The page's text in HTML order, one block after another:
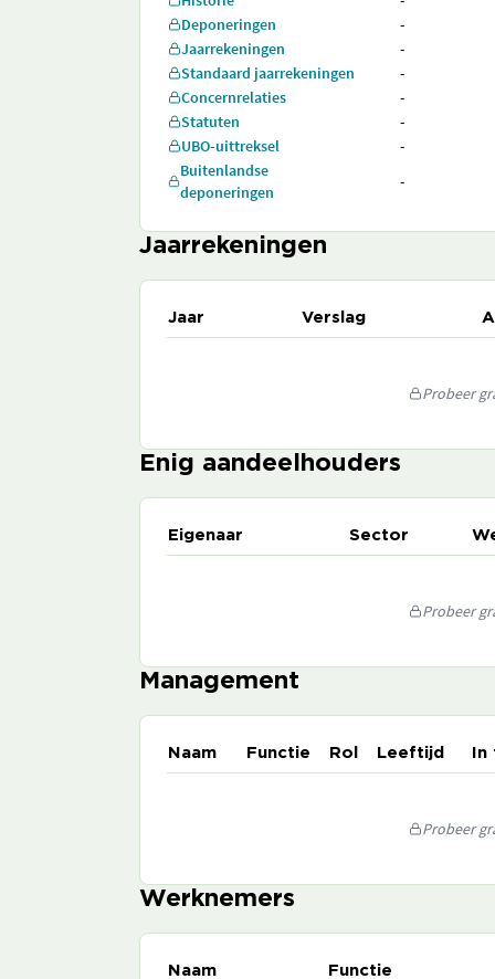
Deponeringen
-
Jaarrekeningen
-
Standaard jaarrekeningen
-
Concernrelaties
-
Statuten
-
UBO-uittreksel
-
Buitenlandse
deponeringen
-
Jaarrekeningen
Jaar Verslag
Probeer
Enig aandeelhouders
Eigenaar Sector
Probeer
Management
Naam Functie Rol Leeftijd
Probeer
Werknemers
Naam Functie